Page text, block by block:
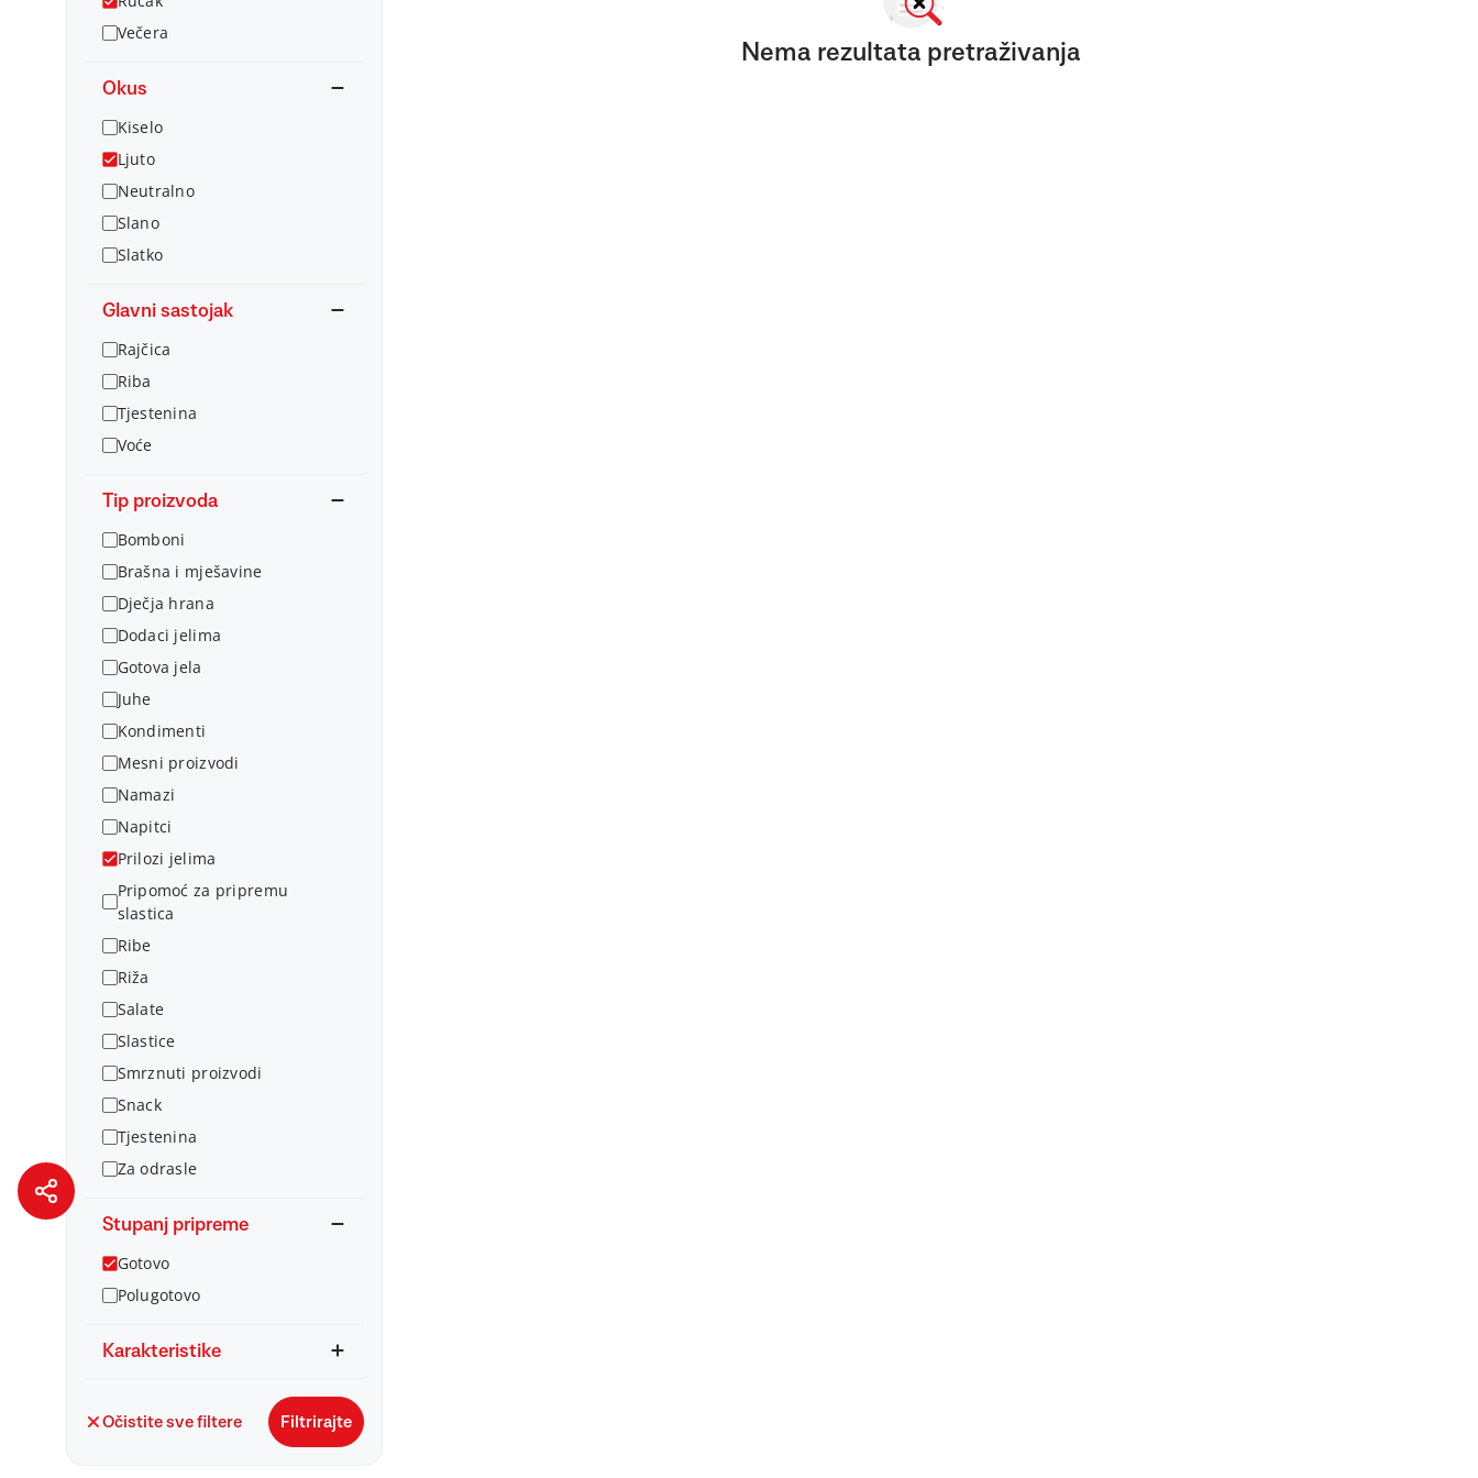
Večera
Okus
Kiselo
Ljuto
Neutralno
Slano
Slatko
Glavni sastojak
Rajčica
Riba
Tjestenina
Voće
Tip proizvoda
Bomboni
Brašna i mješavine
Dječja hrana
Dodaci jelima
Gotova jela
Juhe
Kondimenti
Mesni proizvodi
Namazi
Napitci
Prilozi jelima
Pripomoć za pripremu
slastica
Ribe
Riža
Salate
Slastice
Smrznuti proizvodi
Snack
Tjestenina
Za odrasle
Stupanj pripreme
Gotovo
Polugotovo
Karakteristike
Očistite sve filtere Filtrirajte
Nema rezultata pretraživanja